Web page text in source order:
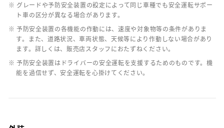
※ グレードや予防安全装置の設定によって同じ車種でも安全運転サポー
ト車の区分が異なる場合があります。
※ 予防安全装置の各機能の作動には、速度や対象物等の条件がありま
す。また、道路状況、車両状態、天候等により作動しない場合があり
ます。詳しくは、販売店スタッフにおたずねください。
※ 予防安全装置はドライバーの安全運転を支援するためのものです。機
能を過信せず、安全運転を心掛けてください。